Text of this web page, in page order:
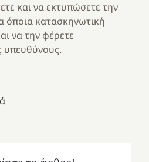
και να εκτυπώσετε την
κατασκηνωτική
να την φέρετε